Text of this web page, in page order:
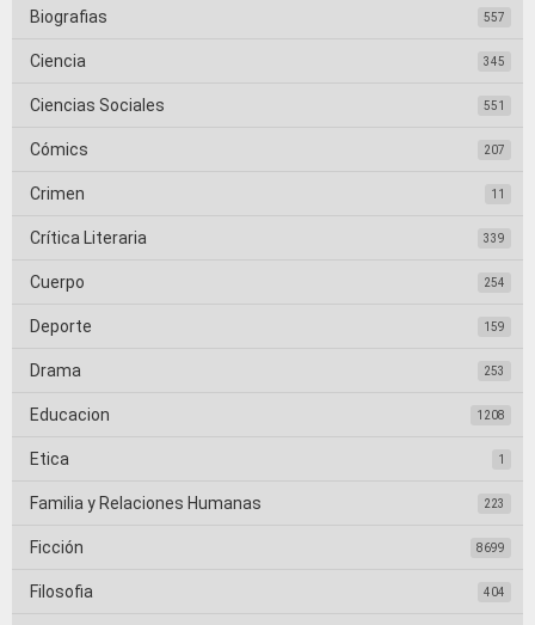
Biografias 557
Ciencia 345
Ciencias Sociales 551
Cómics 207
Crimen 11
Crítica Literaria 339
Cuerpo 254
Deporte 159
Drama 253
Educacion 1208
Etica 1
Familia y Relaciones Humanas 223
Ficción 8699
Filosofia 404